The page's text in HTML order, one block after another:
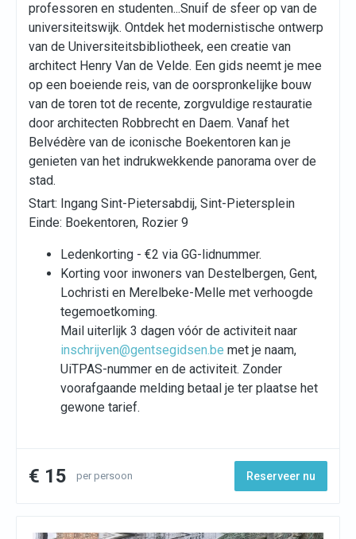
professoren en studenten...Snuif de sfeer op van de
universiteitswijk. Ontdek het modernistische ontwerp
van de Universiteitsbibliotheek, een creatie van
architect Henry Van de Velde. Een gids neemt je mee
op een boeiende reis, van de oorspronkelijke bouw
van de toren tot de recente, zorgvuldige restauratie
door architecten Robbrecht en Daem. Vanaf het
Belvédère van de iconische Boekentoren kan je
genieten van het indrukwekkende panorama over de
stad.
Start: Ingang Sint-Pietersabdij, Sint-Pietersplein
Einde: Boekentoren, Rozier 9
Ledenkorting - €2 via GG-lidnummer.
Korting voor inwoners van Destelbergen, Gent,
Lochristi en Merelbeke-Melle met verhoogde
tegemoetkoming.
Mail uiterlijk 3 dagen vóór de activiteit naar
inschrijven@gentsegidsen.be met je naam,
UiTPAS-nummer en de activiteit. Zonder
voorafgaande melding betaal je ter plaatse het
gewone tarief.
€ 15 per persoon Reserveer nu